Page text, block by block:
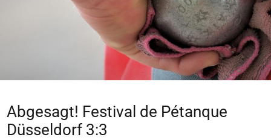
Abgesagt! Festival de Pétanque
Düsseldorf 3:3